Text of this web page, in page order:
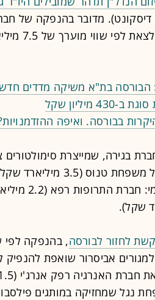
מדובר בהנפקה של
הפרטית הגדולה
הבורסה בת"א משיקה מדדים
שקל
בבורסה. ואיפה
בגירה, שמייצרת
משפחת מזרחי, וחברת הנדל"ן בסט של
שתי חברות תעשייה
לחזור לבורסה, בהנפקה לפי
למגורים אביסרור שואפת להנפיק
נגל שמחזיקה במותגים